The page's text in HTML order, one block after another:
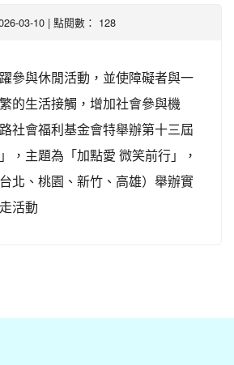
03-10 | 點閱數： 128
參與休閒活動，並使障礙者與一
的生活接觸，增加社會參與機
社會福利基金會特舉辦第十三屆
，主題為「加點愛 微笑前行」，
北、桃園、新竹、高雄）舉辦實
活動